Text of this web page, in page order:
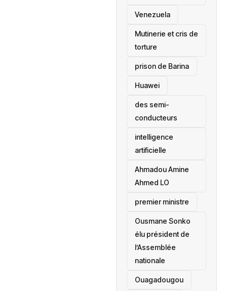
‎Venezuela
Mutinerie et cris de
torture
prison de Barina
Huawei
des semi-
conducteurs
intelligence
artificielle
Ahmadou Amine
Ahmed LO
premier ministre
Ousmane Sonko
élu président de
l’Assemblée
nationale
‎Ouagadougou